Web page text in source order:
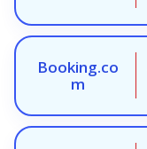
Booking.co
m